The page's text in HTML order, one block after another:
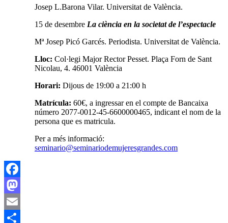
Josep L.Barona Vilar. Universitat de València.
15 de desembre La ciència en la societat de l’espectacle
Mª Josep Picó Garcés. Periodista. Universitat de València.
Lloc: Col·legi Major Rector Pesset. Plaça Forn de Sant
Nicolau, 4. 46001 València
Horari: Dijous de 19:00 a 21:00 h
Matrícula: 60€, a ingressar en el compte de Bancaixa
número 2077-0012-45-6600000465, indicant el nom de la
persona que es matricula.
Per a més informació:
seminario@seminariodemujeresgrandes.com
Facebook
Mastodon
Email